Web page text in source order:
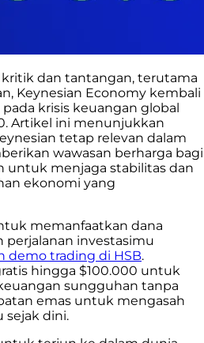
dan tantangan, terutama
Keynesian Economy kembali
krisis keuangan global
Artikel ini menunjukkan
tetap relevan dalam
wawasan berharga bagi
untuk menjaga stabilitas dan
ekonomi yang
memanfaatkan dana
perjalanan investasimu
demo trading di HSB.
hingga $100.000 untuk
sungguhan tanpa
emas untuk mengasah
sejak dini.